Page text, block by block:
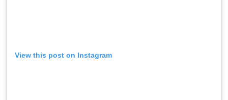
View this post on Instagram